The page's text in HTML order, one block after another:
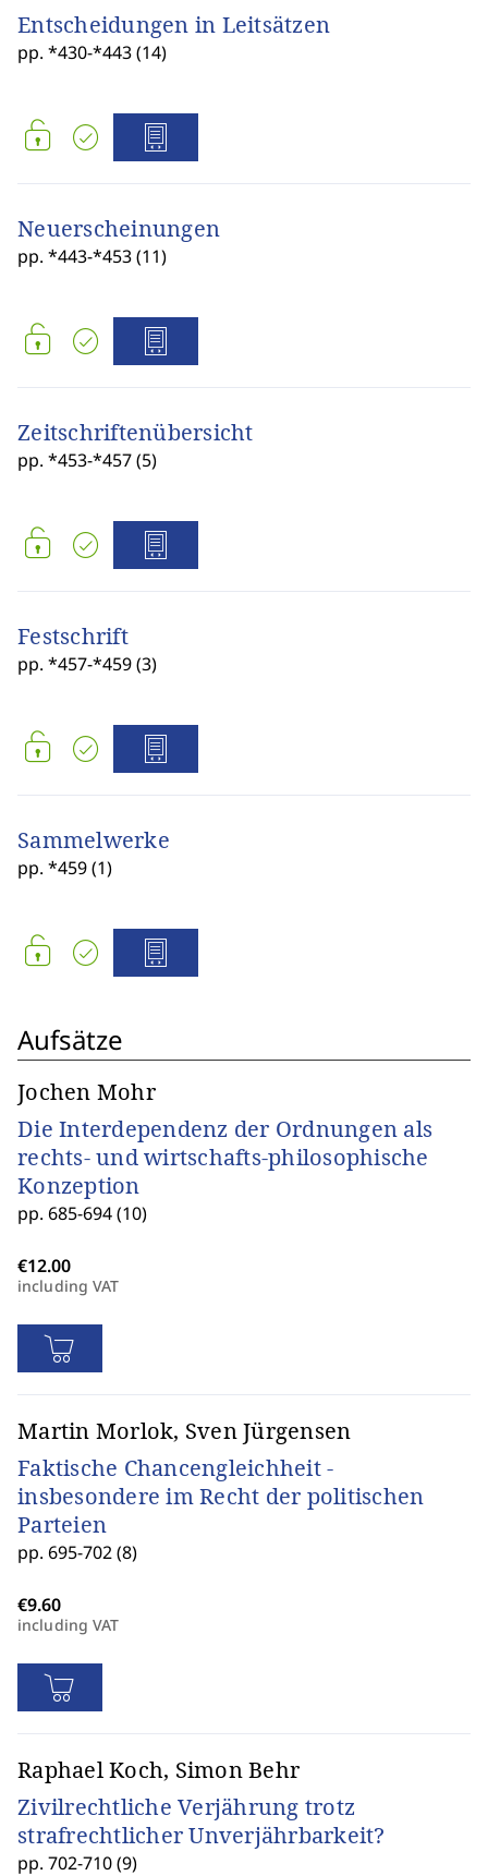
Entscheidungen in Leitsätzen
pp. *430-*443 (14)
Neuerscheinungen
pp. *443-*453 (11)
Zeitschriftenübersicht
pp. *453-*457 (5)
Festschrift
pp. *457-*459 (3)
Sammelwerke
pp. *459 (1)
Aufsätze
Jochen Mohr
Die Interdependenz der Ordnungen als
rechts- und wirtschafts-philosophische
Konzeption
pp. 685-694 (10)
including VAT
Martin Morlok, Sven Jürgensen
Faktische Chancengleichheit -
insbesondere im Recht der politischen
Parteien
pp. 695-702 (8)
including VAT
Raphael Koch, Simon Behr
Zivilrechtliche Verjährung trotz
strafrechtlicher Unverjährbarkeit?
pp. 702-710 (9)